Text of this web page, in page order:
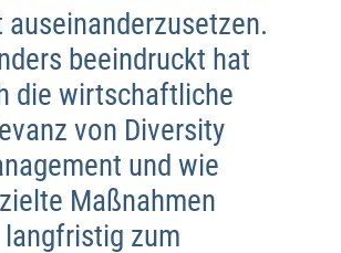
beeindruckt hat
die wirtschaftliche
von Diversity
und wie
Maßnahmen
langfristig zum